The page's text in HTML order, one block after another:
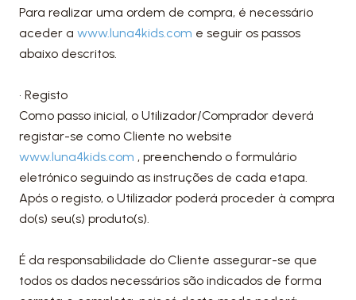
Para realizar uma ordem de compra, é necessário
aceder a www.luna4kids.com e seguir os passos
abaixo descritos.
• Registo
Como passo inicial, o Utilizador/Comprador deverá
registar-se como Cliente no website
www.luna4kids.com , preenchendo o formulário
eletrónico seguindo as instruções de cada etapa.
Após o registo, o Utilizador poderá proceder à compra
do(s) seu(s) produto(s).
É da responsabilidade do Cliente assegurar-se que
todos os dados necessários são indicados de forma